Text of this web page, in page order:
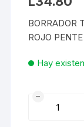
BORRADOR
ROJO PENTE
Hay
BORRADOR